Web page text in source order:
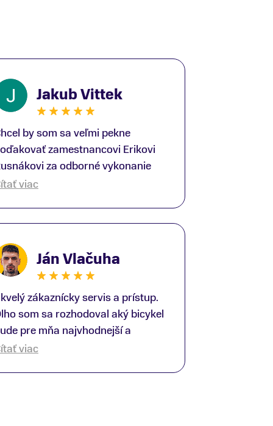
Jakub Vittek
by som sa veľmi pekne
zamestnancovi Erikovi
za odborné vykonanie
fittingu. Je to super človek na
odpovedal bez zaváhania.
raz ďakujem.
viac
Ján Vlačuha
zákaznícky servis a prístup.
som sa rozhodoval aký bicykel
pre mňa najvhodnejší a
som navštívil viac krát.
viac